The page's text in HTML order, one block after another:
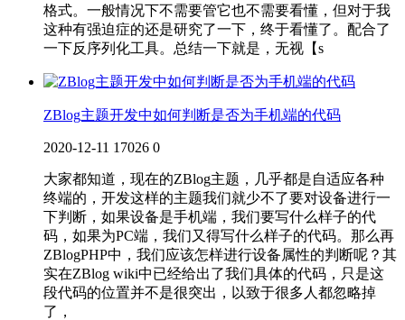
格式。一般情况下不需要管它也不需要看懂，但对于我
这种有强迫症的还是研究了一下，终于看懂了。配合了
一下反序列化工具。总结一下就是，无视【s
ZBlog主题开发中如何判断是否为手机端的代码
2020-12-11 17026 0
大家都知道，现在的ZBlog主题，几乎都是自适应各种
终端的，开发这样的主题我们就少不了要对设备进行一
下判断，如果设备是手机端，我们要写什么样子的代
码，如果为PC端，我们又得写什么样子的代码。那么再
ZBlogPHP中，我们应该怎样进行设备属性的判断呢？其
实在ZBlog wiki中已经给出了我们具体的代码，只是这
段代码的位置并不是很突出，以致于很多人都忽略掉
了，